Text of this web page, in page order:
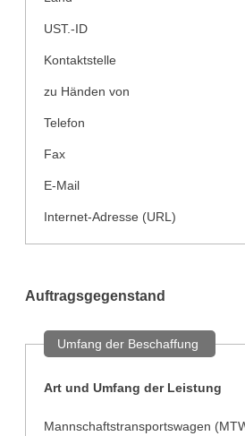
UST.-ID
Kontaktstelle
zu Händen von
Telefon
Fax
E-Mail
Internet-Adresse (URL)
Auftragsgegenstand
Umfang der Beschaffung
Art und Umfang der Leistung
Mannschaftstransportswagen